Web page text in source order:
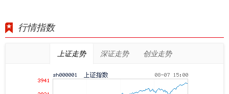
行情指数
上证走势 深证走势 创业走势